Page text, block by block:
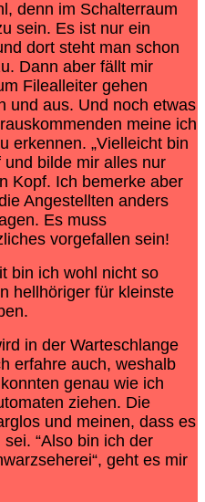
denn im Schalterraum
sein. Es ist nur ein
dort steht man schon
Dann aber fällt mir
Filealleiter gehen
und aus. Und noch etwas
meine ich
erkennen. „Vielleicht bin
bilde mir alles nur
Kopf. Ich bemerke aber
Angestellten anders
Es muss
vorgefallen sein!
bin ich wohl nicht so
hellhöriger für kleinste
in der Warteschlange
erfahre auch, weshalb
genau wie ich
ziehen. Die
und meinen, dass es
“Also bin ich der
geht es mir